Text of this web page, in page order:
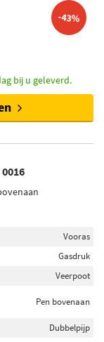
-43%
bij u geleverd.
Vooras
Gasdruk
Veerpoot
Pen bovenaan
Dubbelpijp